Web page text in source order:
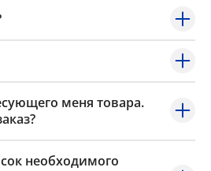
меня товара.
необходимого